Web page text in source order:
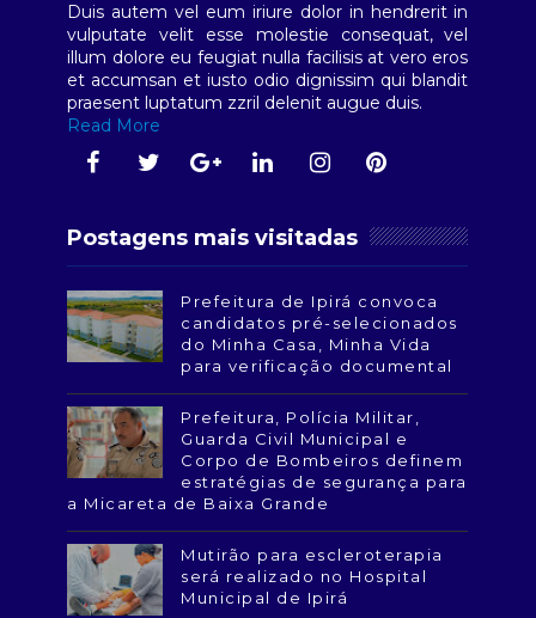
Duis autem vel eum iriure dolor in hendrerit in
vulputate velit esse molestie consequat, vel
illum dolore eu feugiat nulla facilisis at vero eros
et accumsan et iusto odio dignissim qui blandit
praesent luptatum zzril delenit augue duis.
Read More
Postagens mais visitadas
Prefeitura de Ipirá convoca
candidatos pré-selecionados
do Minha Casa, Minha Vida
para verificação documental
Prefeitura, Polícia Militar,
Guarda Civil Municipal e
Corpo de Bombeiros definem
estratégias de segurança para
a Micareta de Baixa Grande
Mutirão para escleroterapia
será realizado no Hospital
Municipal de Ipirá